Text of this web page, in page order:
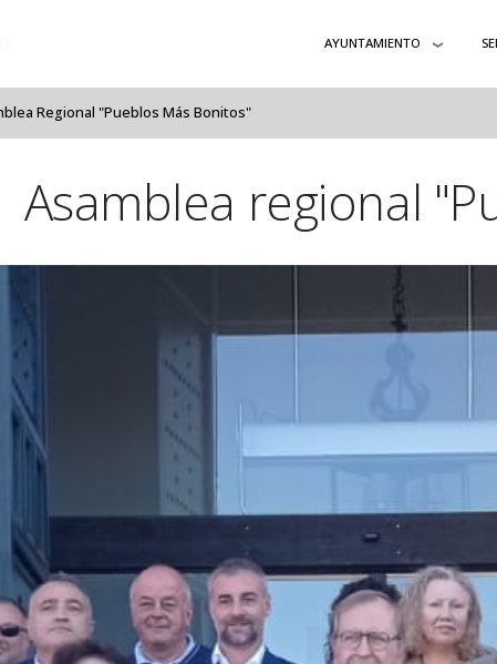
principal
AYUNTAMIENTO
Regional "Pueblos Más Bonitos"
Asamblea regional